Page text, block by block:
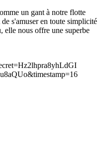
un gant à notre flotte
s'amuser en toute simplicité
elle nous offre une superbe